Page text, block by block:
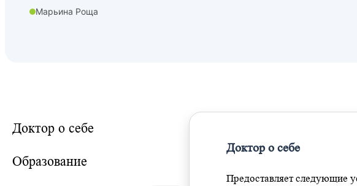
Марьина Роща
Доктор о себе
Образование
Доктор о себе
Предоставляет следующие